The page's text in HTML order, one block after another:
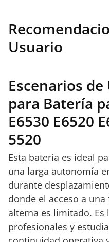
Usuario
Escenarios
para Batería
E6530 E6520
5520
Esta batería es ideal
una larga autonomía
durante
donde el acceso a
alterna es limitado. Es
profesionales y